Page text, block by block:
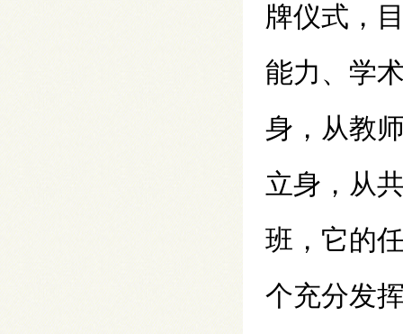
牌仪式，
能力、学
身，从教
立身，从
班，它的
个充分发